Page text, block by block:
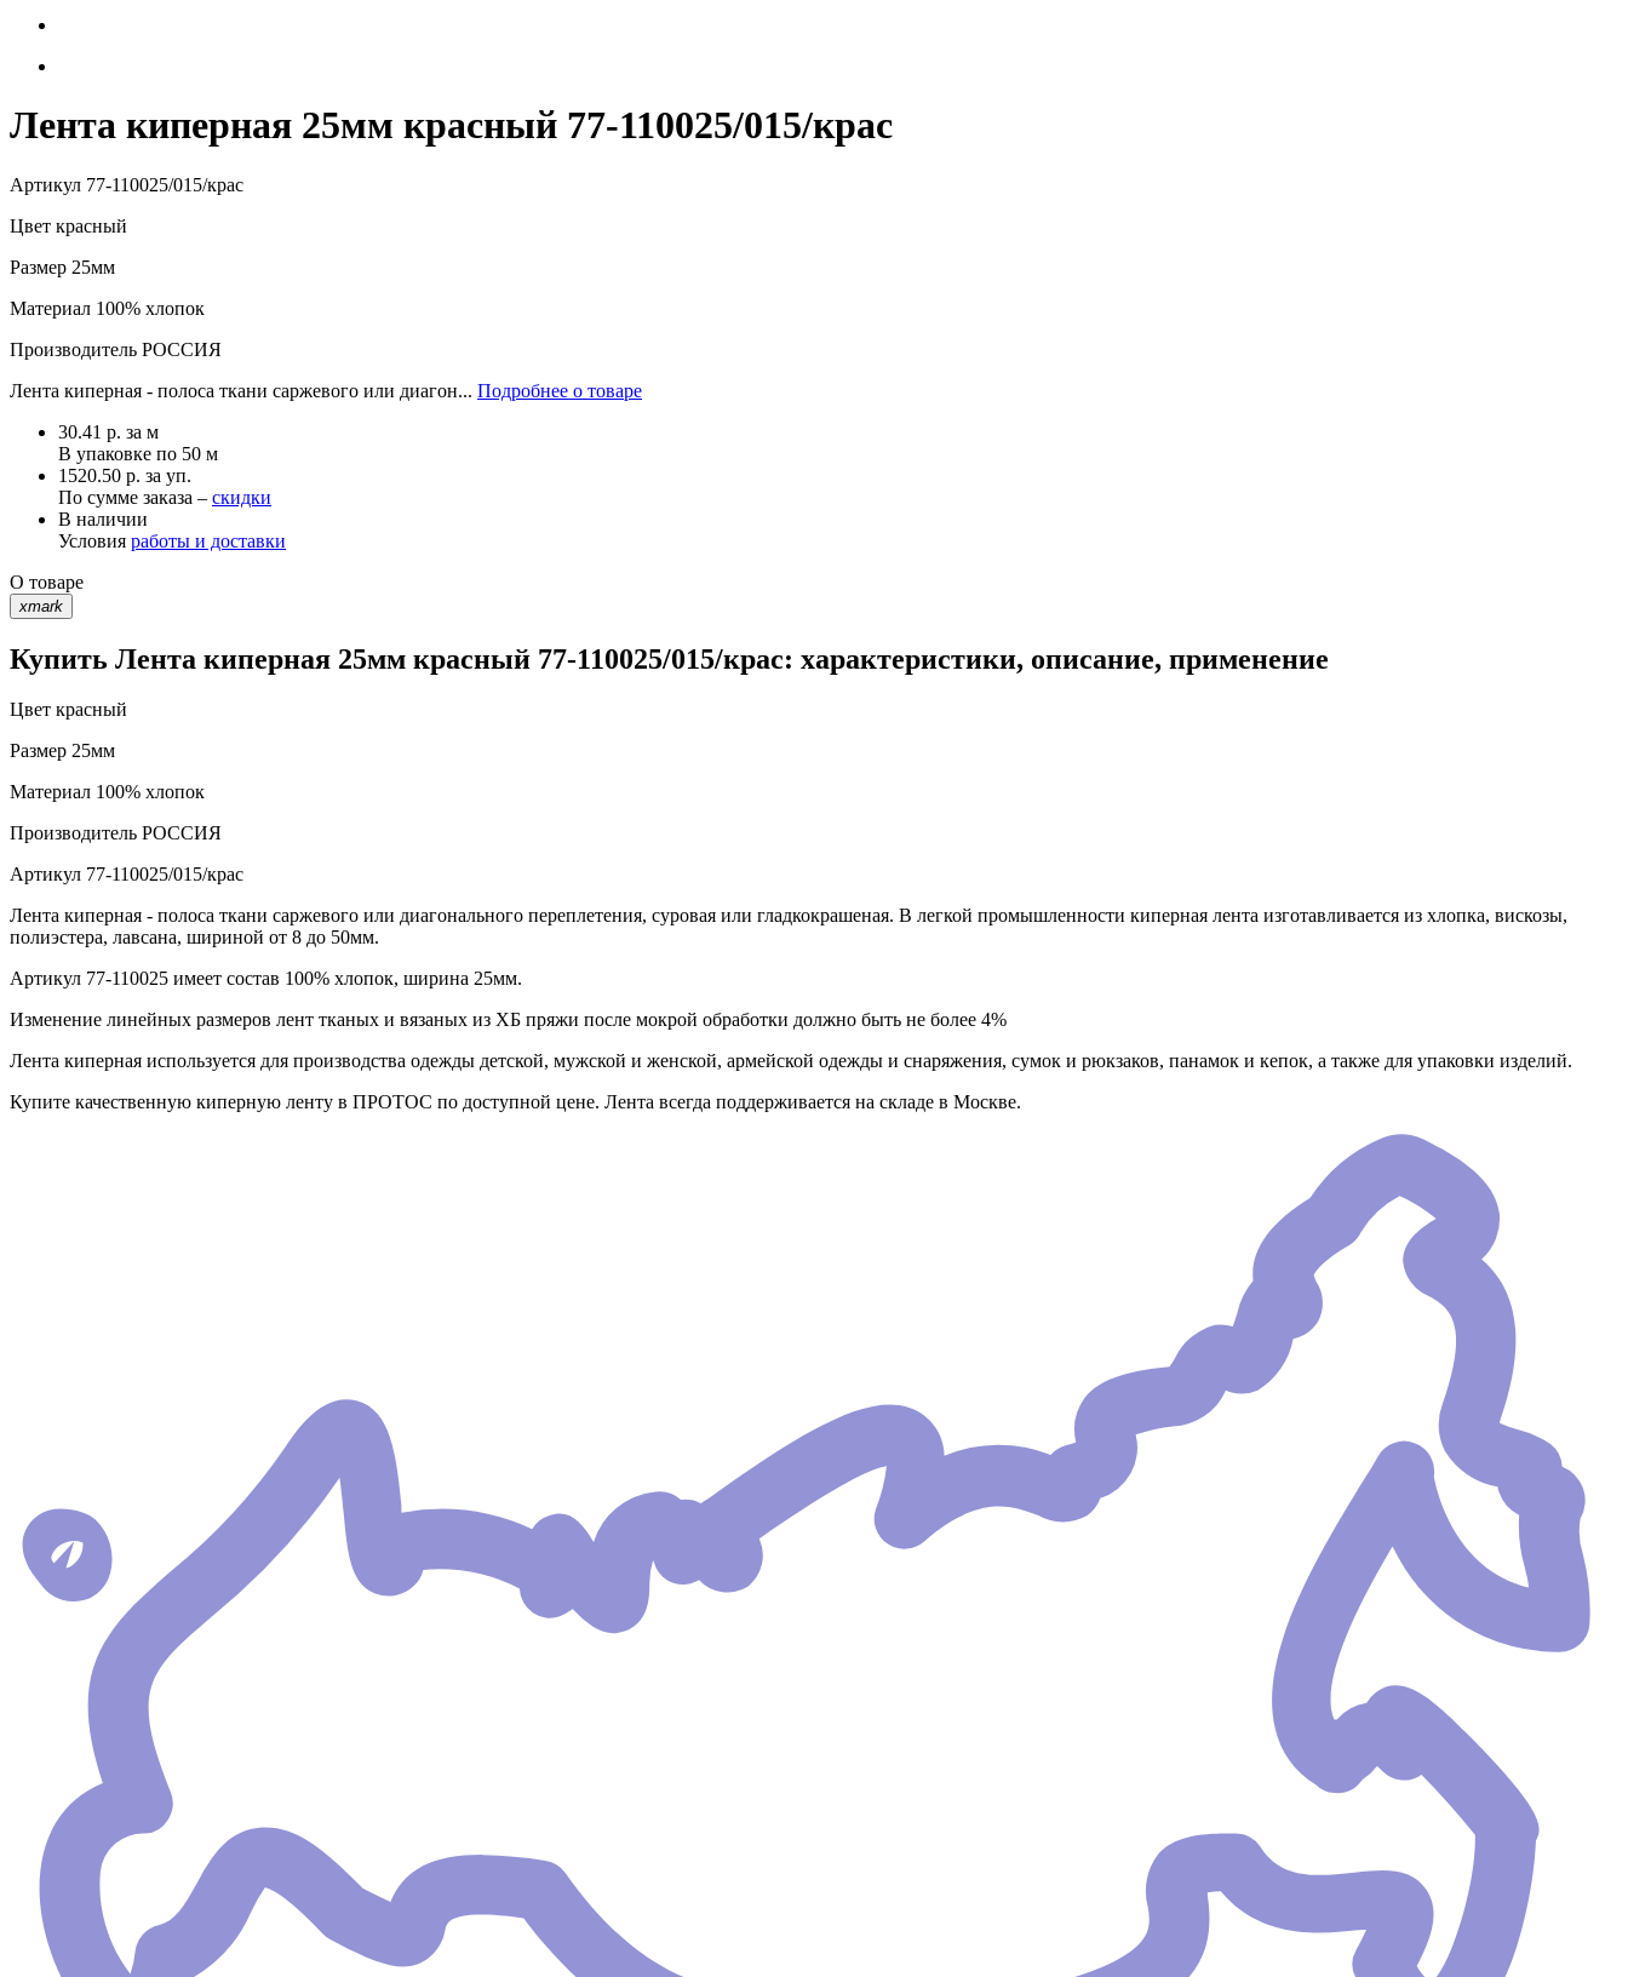
Лента киперная 25мм красный 77-110025/015/крас
Артикул 77-110025/015/крас
Цвет красный
Размер 25мм
Материал 100% хлопок
Производитель РОССИЯ
Лента киперная - полоса ткани саржевого или диагон... Подробнее о товаре
30.41 р. за м
В упаковке по 50 м
1520.50 р. за уп.
По сумме заказа – скидки
В наличии
Условия работы и доставки
О товаре
xmark
Купить Лента киперная 25мм красный 77-110025/015/крас: характеристики, описание, применение
Цвет красный
Размер 25мм
Материал 100% хлопок
Производитель РОССИЯ
Артикул 77-110025/015/крас
Лента киперная - полоса ткани саржевого или диагонального переплетения, суровая или гладкокрашеная. В легкой промышленности киперная лента изготавливается из хлопка, вискозы,
полиэстера, лавсана, шириной от 8 до 50мм.
Артикул 77-110025 имеет состав 100% хлопок, ширина 25мм.
Изменение линейных размеров лент тканых и вязаных из ХБ пряжи после мокрой обработки должно быть не более 4%
Лента киперная используется для производства одежды детской, мужской и женской, армейской одежды и снаряжения, сумок и рюкзаков, панамок и кепок, а также для упаковки изделий.
Купите качественную киперную ленту в ПРОТОС по доступной цене. Лента всегда поддерживается на складе в Москве.